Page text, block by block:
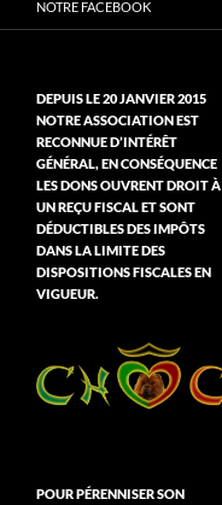
NOTRE FACEBOOK
DEPUIS LE 20 JANVIER 2015
NOTRE ASSOCIATION EST
RECONNUE D’INTÉRÊT
GÉNÉRAL, EN CONSÉQUENCE
LES DONS OUVRENT DROIT À
UN REÇU FISCAL ET SONT
DÉDUCTIBLES DES IMPÔTS
DANS LA LIMITE DES
DISPOSITIONS FISCALES EN
VIGUEUR.
POUR PÉRENNISER SON